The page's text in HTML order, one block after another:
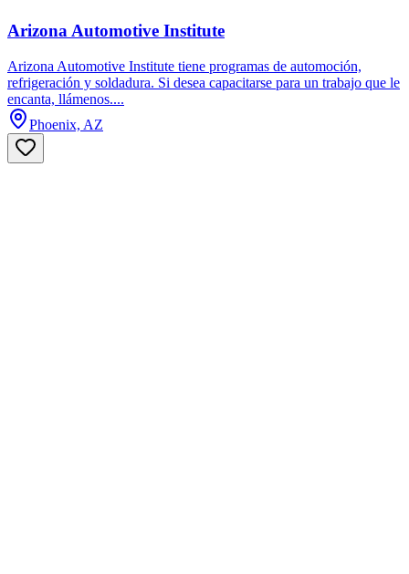
Arizona Automotive Institute
Arizona Automotive Institute tiene programas de automoción,
refrigeración y soldadura. Si desea capacitarse para un trabajo que le
encanta, llámenos....
Phoenix, AZ